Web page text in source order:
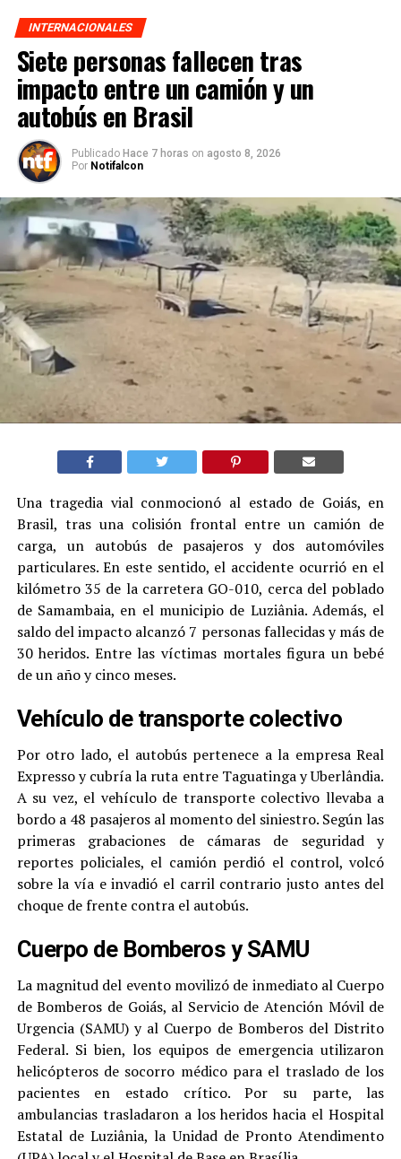
INTERNACIONALES
Siete personas fallecen tras
impacto entre un camión y un
autobús en Brasil
Publicado Hace 7 horas on agosto 8, 2026
Por Notifalcon
Una tragedia vial conmocionó al estado de Goiás, en
Brasil, tras una colisión frontal entre un camión de
carga, un autobús de pasajeros y dos automóviles
particulares. En este sentido, el accidente ocurrió en el
kilómetro 35 de la carretera GO-010, cerca del poblado
de Samambaia, en el municipio de Luziânia. Además, el
saldo del impacto alcanzó 7 personas fallecidas y más de
30 heridos. Entre las víctimas mortales figura un bebé
de un año y cinco meses.
Vehículo de transporte colectivo
Por otro lado, el autobús pertenece a la empresa Real
Expresso y cubría la ruta entre Taguatinga y Uberlândia.
A su vez, el vehículo de transporte colectivo llevaba a
bordo a 48 pasajeros al momento del siniestro. Según las
primeras grabaciones de cámaras de seguridad y
reportes policiales, el camión perdió el control, volcó
sobre la vía e invadió el carril contrario justo antes del
choque de frente contra el autobús.
Cuerpo de Bomberos y SAMU
La magnitud del evento movilizó de inmediato al Cuerpo
de Bomberos de Goiás, al Servicio de Atención Móvil de
Urgencia (SAMU) y al Cuerpo de Bomberos del Distrito
Federal. Si bien, los equipos de emergencia utilizaron
helicópteros de socorro médico para el traslado de los
pacientes en estado crítico. Por su parte, las
ambulancias trasladaron a los heridos hacia el Hospital
Estatal de Luziânia, la Unidad de Pronto Atendimento